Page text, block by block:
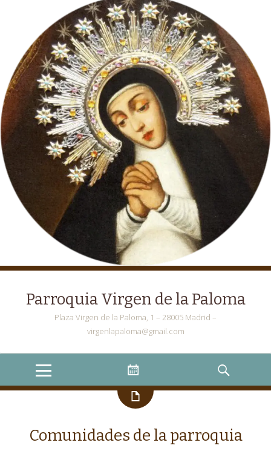
Parroquia Virgen de la Paloma
Plaza Virgen de la Paloma, 1 – 28005 Madrid –
virgenlapaloma@gmail.com
Menu
Widgets
Search
Comunidades de la parroquia